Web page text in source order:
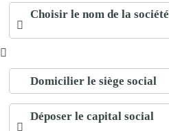
Choisir le nom de la société
Domicilier le siège social
Déposer le capital social